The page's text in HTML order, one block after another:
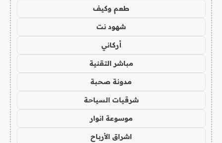
طعم وكيف
شهود نت
أركاني
مباشر التقنية
مدونة صحبة
شرقيات السياحة
موسوعة انوار
اشراق الأرباح